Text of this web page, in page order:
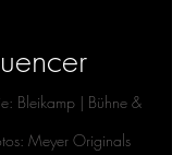
ie: Bleikamp | Bühne &
Meyer Originals